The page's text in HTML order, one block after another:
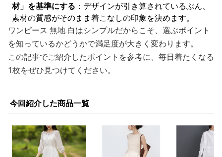
材」を基準にする ：デザインが引き算されているぶん、
素材の質感がそのまま着こなしの印象を決めます。
ワンピース 無地 白はシンプルだからこそ、選ぶポイント
を知っているかどうかで満足度が大きく変わります。
この記事でご紹介したポイントを参考に、毎日着たくなる
1枚をぜひ見つけてください。
今回紹介した商品一覧